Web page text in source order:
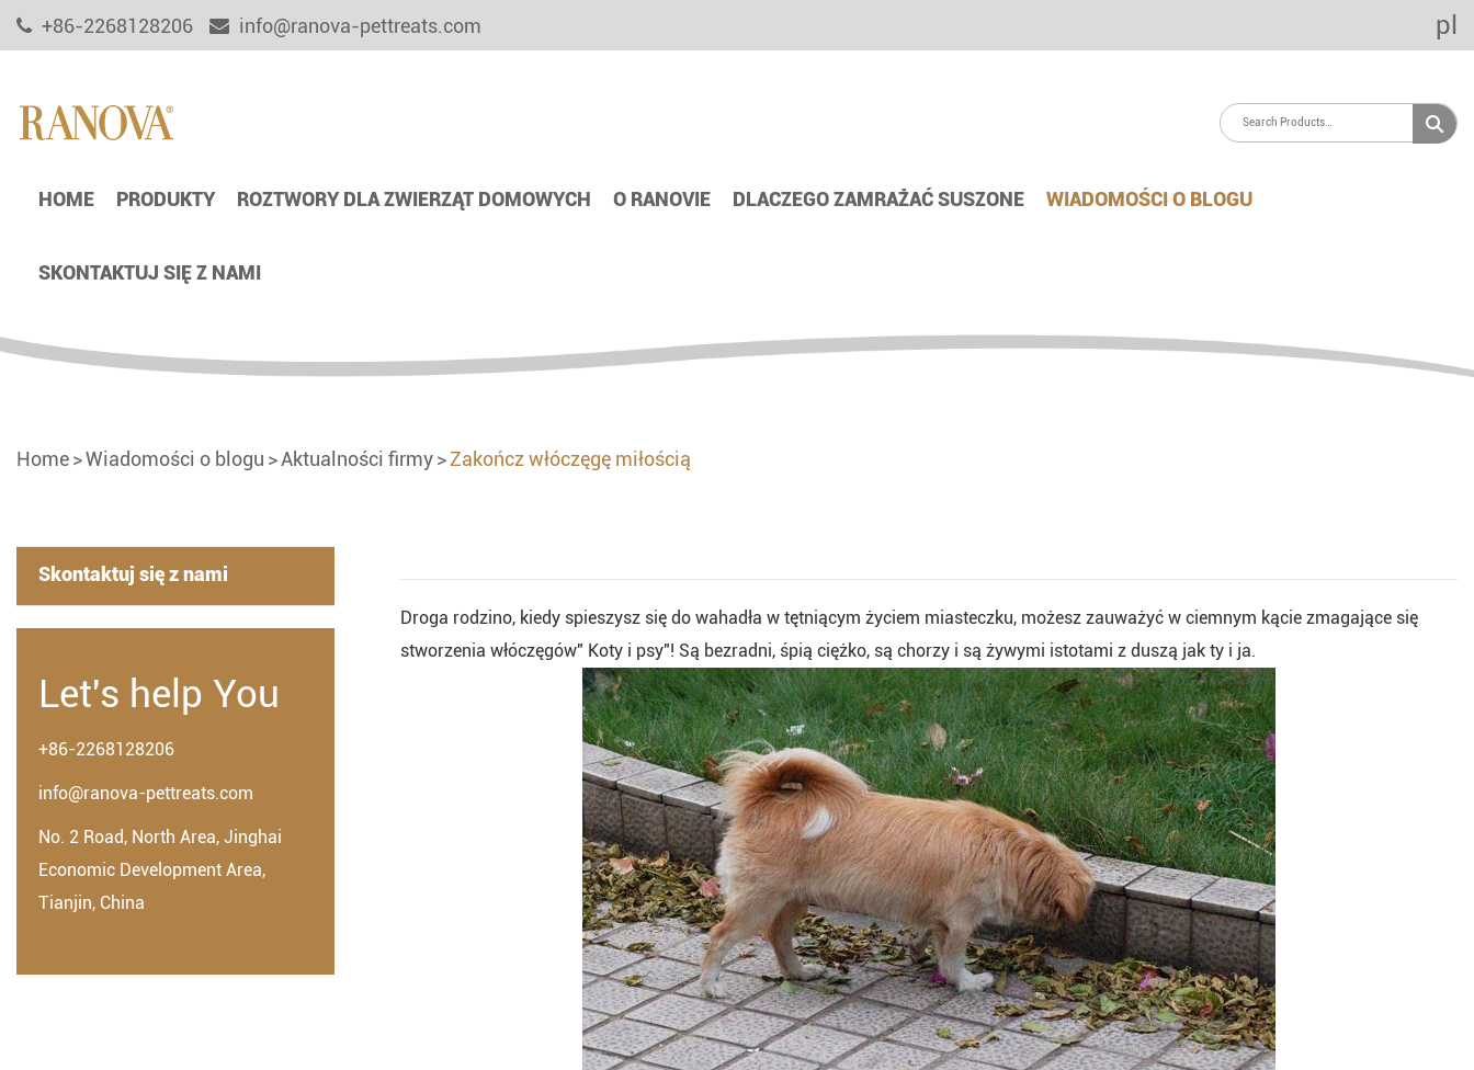
+86-2268128206 info@ranova-pettreats.com pl
HOME PRODUKTY ROZTWORY DLA ZWIERZĄT DOMOWYCH O RANOVIE DLACZEGO ZAMRAŻAĆ SUSZONE WIADOMOŚCI O BLOGU
SKONTAKTUJ SIĘ Z NAMI
Home Wiadomości o blogu Aktualności firmy Zakończ włóczęgę miłością
Skontaktuj się z nami
Let's help You
+86-2268128206
info@ranova-pettreats.com
No. 2 Road, North Area, Jinghai
Economic Development Area,
Tianjin, China
Droga rodzino, kiedy spieszysz się do wahadła w tętniącym życiem miasteczku, możesz zauważyć w ciemnym kącie zmagające się
stworzenia włóczęgów" Koty i psy"! Są bezradni, śpią ciężko, są chorzy i są żywymi istotami z duszą jak ty i ja.